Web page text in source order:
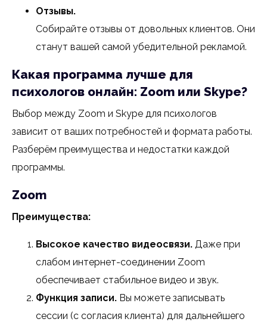
Отзывы.
Собирайте отзывы от довольных клиентов. Они
станут вашей самой убедительной рекламой.
Какая программа лучше для
психологов онлайн: Zoom или Skype?
Выбор между Zoom и Skype для психологов
зависит от ваших потребностей и формата работы.
Разберём преимущества и недостатки каждой
программы.
Zoom
Преимущества:
Высокое качество видеосвязи. Даже при
слабом интернет-соединении Zoom
обеспечивает стабильное видео и звук.
Функция записи. Вы можете записывать
сессии (с согласия клиента) для дальнейшего